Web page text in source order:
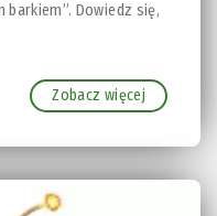
Dowiedz się,
Zobacz więcej